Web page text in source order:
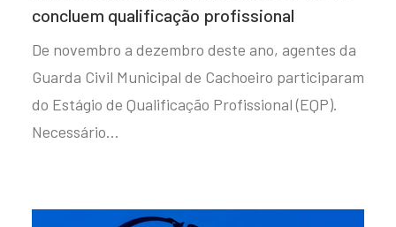
concluem qualificação profissional
De novembro a dezembro deste ano, agentes da
Guarda Civil Municipal de Cachoeiro participaram
do Estágio de Qualificação Profissional (EQP).
Necessário…